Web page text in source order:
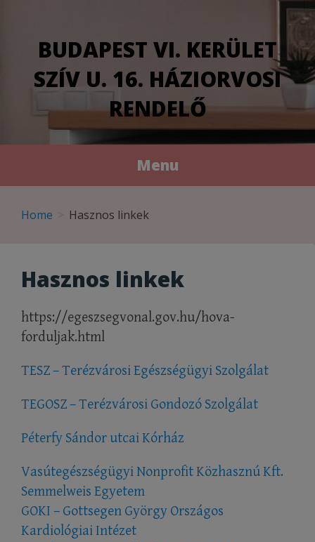
BUDAPEST VI. KERÜLET
SZÍV U. 16. HÁZIORVOSI
RENDELŐ
Menu
Home Hasznos linkek
Hasznos linkek
https://egeszsegvonal.gov.hu/hova-
forduljak.html
TESZ – Terézvárosi Egészségügyi Szolgálat
TEGOSZ – Terézvárosi Gondozó Szolgálat
Péterfy Sándor utcai Kórház
Vasútegészségügyi Nonprofit Közhasznú Kft.
Semmelweis Egyetem
GOKI – Gottsegen György Országos
Kardiológiai Intézet